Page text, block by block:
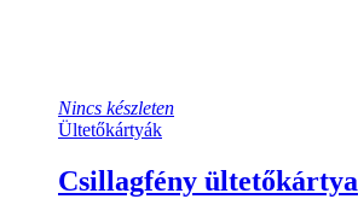
Nincs készleten
Ültetőkártyák
Csillagfény ültetőkártya